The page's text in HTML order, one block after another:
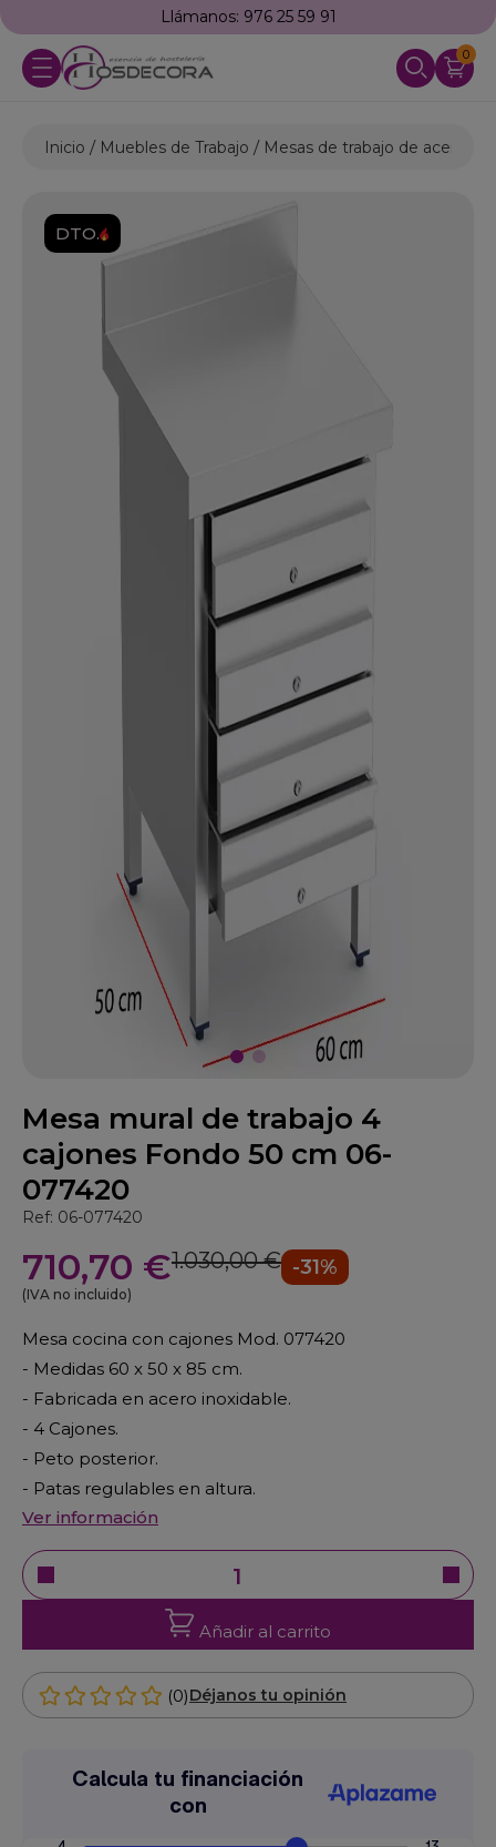
Llámanos: 976 25 59 91
0
Inicio Muebles de Trabajo Mesas de trabajo de acero
DTO.
Mesa mural de trabajo 4
cajones Fondo 50 cm 06-
077420
Ref: 06-077420
710,70 €1.030,00 € -31%
(IVA no incluido)
Mesa cocina con cajones Mod. 077420
- Medidas 60 x 50 x 85 cm.
- Fabricada en acero inoxidable.
- 4 Cajones.
- Peto posterior.
- Patas regulables en altura.
Ver información
Añadir al carrito
(0)Déjanos tu opinión